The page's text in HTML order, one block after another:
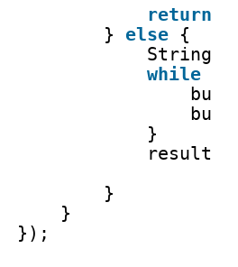
return
} else {
while
}
}
}
});